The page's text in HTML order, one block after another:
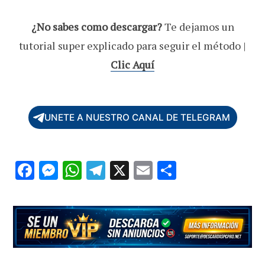
¿No sabes como descargar?Te dejamos un
tutorial super explicado para seguir el método |
Clic Aquí
UNETE A NUESTRO CANAL DE TELEGRAM
F
e
b
o
M
se
n
g
W
at
s
A
T
e
gr
a
X E
ai
l
m
p
ar